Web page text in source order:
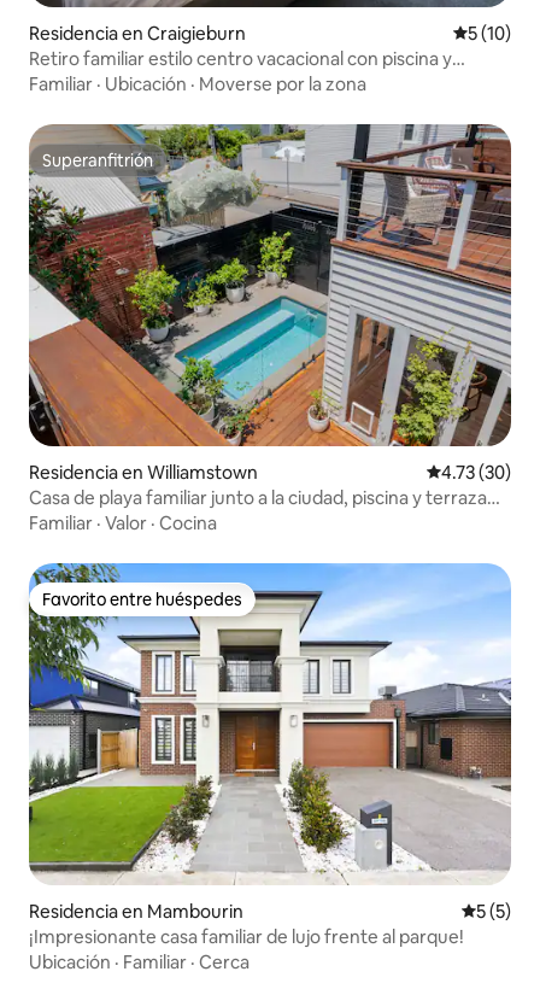
Residencia en Craigieburn
5 (10)
Retiro familiar estilo centro vacacional con piscina y
gimnasio
Familiar · Ubicación · Moverse por la zona
Superanfitrión
Superanfitrión
Residencia en Williamstown Calificación
4.73 (30)
Casa de playa familiar junto a la ciudad, piscina y terraza
en la azotea
Familiar · Valor · Cocina
Favorito entre huéspedes
Favorito entre huéspedes
Residencia en Mambourin
5 (5)
¡Impresionante casa familiar de lujo frente al parque!
Ubicación · Familiar · Cerca